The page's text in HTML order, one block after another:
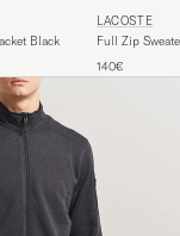
Black
LACOSTE
Full Zip
140€